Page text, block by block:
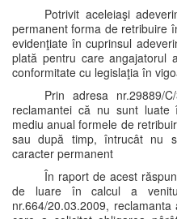
Potrivit aceleiaşi
permanent forma de retribuire
evidenţiate în cuprinsul
plată pentru care
conformitate cu legislaţia în
Prin adresa nr.29889/
reclamantei că nu sunt luate
mediu anual formele de
sau după timp, întrucât nu
caracter permanent
În raport de acest
de luare în calcul a
nr.664/20.03.2009,